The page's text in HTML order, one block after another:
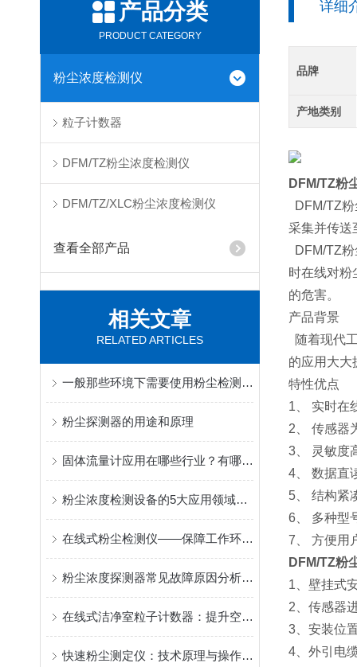
产品分类
PRODUCT CATEGORY
粉尘浓度检测仪
粒子计数器
DFM/TZ粉尘浓度检测仪
DFM/TZ/XLC粉尘浓度检测仪
查看全部产品
相关文章
RELATED ARTICLES
一般那些环境下需要使用粉尘检测仪？
粉尘探测器的用途和原理
固体流量计应用在哪些行业？有哪些特点优势？
粉尘浓度检测设备的5大应用领域您知道吗？
在线式粉尘检测仪——保障工作环境健康
粉尘浓度探测器常见故障原因分析与维护方案
在线式洁净室粒子计数器：提升空气质量，保障生产环境
快速粉尘测定仪：技术原理与操作指南
详细
品牌
产地类别
DFM/TZ粉
DFM/TZ
采集并传送
DFM/TZ
时在线对粉
的危害。
产品背景
随着现代
的应用大大
特性优点
1、 实时在
2、 传感器
3、 灵敏度
4、 数据直
5、 结构紧
6、 多种型
7、 方便用
DFM/TZ粉
1、壁挂式
2、传感器
3、安装位
4、外引电